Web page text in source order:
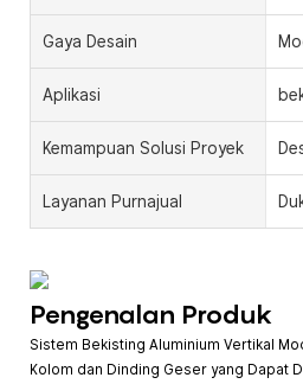
Gaya Desain
Aplikasi
Kemampuan Solusi Proyek
Layanan Purnajual
Pengenalan Produk
Sistem Bekisting Aluminium Vertikal
Kolom dan Dinding Geser yang Dapat